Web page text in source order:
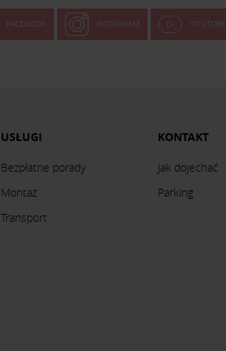
FACEBOOK INSTAGRAM YOUTUBE
USŁUGI
Bezpłatne porady
Montaż
Transport
KONTAKT
Jak dojechać
Parking